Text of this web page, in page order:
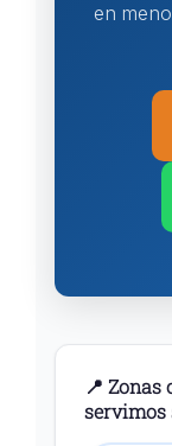
en
📍 Zonas
servimos